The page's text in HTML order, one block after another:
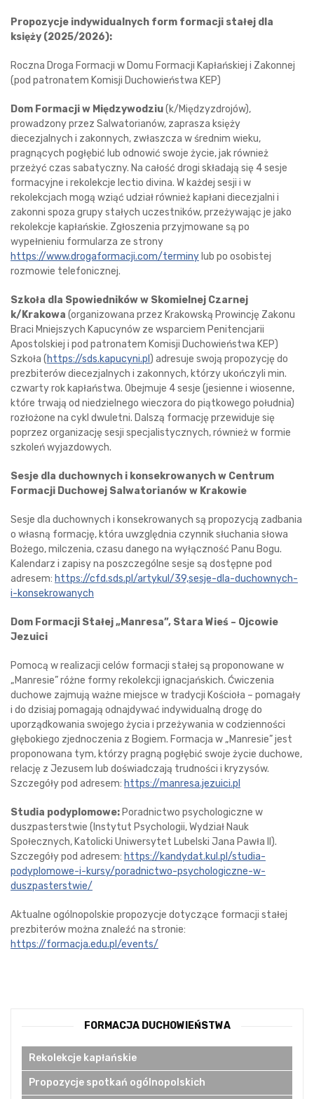
Propozycje indywidualnych form formacji stałej dla
księży (2025/2026):
Roczna Droga Formacji w Domu Formacji Kapłańskiej i Zakonnej
(pod patronatem Komisji Duchowieństwa KEP)
Dom Formacji w Międzywodziu(k/Międzyzdrojów),
prowadzony przez Salwatorianów, zaprasza księży
diecezjalnych i zakonnych, zwłaszcza w średnim wieku,
pragnących pogłębić lub odnowić swoje życie, jak również
przeżyć czas sabatyczny. Na całość drogi składają się 4 sesje
formacyjne i rekolekcje lectio divina. W każdej sesji i w
rekolekcjach mogą wziąć udział również kapłani diecezjalni i
zakonni spoza grupy stałych uczestników, przeżywając je jako
rekolekcje kapłańskie. Zgłoszenia przyjmowane są po
wypełnieniu formularza ze strony
https://www.drogaformacji.com/terminy lub po osobistej
rozmowie telefonicznej.
Szkoła dla Spowiedników w Skomielnej Czarnej
k/Krakowa (organizowana przez Krakowską Prowincję Zakonu
Braci Mniejszych Kapucynów ze wsparciem Penitencjarii
Apostolskiej i pod patronatem Komisji Duchowieństwa KEP)
Szkoła (https://sds.kapucyni.pl ) adresuje swoją propozycję do
prezbiterów diecezjalnych i zakonnych, którzy ukończyli min.
czwarty rok kapłaństwa. Obejmuje 4 sesje (jesienne i wiosenne,
które trwają od niedzielnego wieczora do piątkowego południa)
rozłożone na cykl dwuletni. Dalszą formację przewiduje się
poprzez organizację sesji specjalistycznych, również w formie
szkoleń wyjazdowych.
Sesje dla duchownych i konsekrowanych w Centrum
Formacji Duchowej Salwatorianów w Krakowie
Sesje dla duchownych i konsekrowanych są propozycją zadbania
o własną formację, która uwzględnia czynnik słuchania słowa
Bożego, milczenia, czasu danego na wyłączność Panu Bogu.
Kalendarz i zapisy na poszczególne sesje są dostępne pod
adresem: https://cfd.sds.pl/artykul/39,sesje-dla-duchownych-
i-konsekrowanych
Dom Formacji Stałej „Manresa”, Stara Wieś – Ojcowie
Jezuici
Pomocą w realizacji celów formacji stałej są proponowane w
„Manresie” różne formy rekolekcji ignacjańskich. Ćwiczenia
duchowe zajmują ważne miejsce w tradycji Kościoła – pomagały
i do dzisiaj pomagają odnajdywać indywidualną drogę do
uporządkowania swojego życia i przeżywania w codzienności
głębokiego zjednoczenia z Bogiem. Formacja w „Manresie” jest
proponowana tym, którzy pragną pogłębić swoje życie duchowe,
relację z Jezusem lub doświadczają trudności i kryzysów.
Szczegóły pod adresem: https://manresa.jezuici.pl
Studia podyplomowe: Poradnictwo psychologiczne w
duszpasterstwie (Instytut Psychologii, Wydział Nauk
Społecznych, Katolicki Uniwersytet Lubelski Jana Pawła II).
Szczegóły pod adresem: https://kandydat.kul.pl/studia-
podyplomowe-i-kursy/poradnictwo-psychologiczne-w-
duszpasterstwie/
Aktualne ogólnopolskie propozycje dotyczące formacji stałej
prezbiterów można znaleźć na stronie:
https://formacja.edu.pl/events/
FORMACJA DUCHOWIEŃSTWA
Rekolekcje kapłańskie
Propozycje spotkań ogólnopolskich